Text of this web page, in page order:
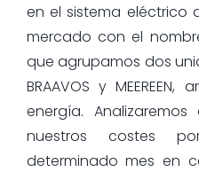
en el sistema eléctrico
mercado con el
que agrupamos dos
BRAAVOS y
energía.
nuestros costes
determinado mes en